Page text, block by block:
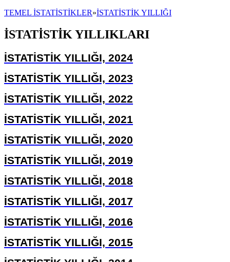
TEMEL İSTATİSTİKLER»İSTATİSTİK YILLIĞI
İSTATİSTİK YILLIKLARI
İSTATİSTİK YILLIĞI, 2024
İSTATİSTİK YILLIĞI, 2023
İSTATİSTİK YILLIĞI, 2022
İSTATİSTİK YILLIĞI, 2021
İSTATİSTİK YILLIĞI, 2020
İSTATİSTİK YILLIĞI, 2019
İSTATİSTİK YILLIĞI, 2018
İSTATİSTİK YILLIĞI, 2017
İSTATİSTİK YILLIĞI, 2016
İSTATİSTİK YILLIĞI, 2015